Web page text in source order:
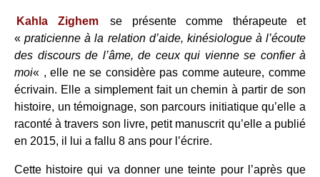
Kahla Zighem
se présente comme thérapeute et
«praticienne à la relation d’aide, kinésiologue à l’écoute
des discours de l’âme, de ceux qui vienne se confier à
moi« , elle ne se considère pas comme auteure, comme
écrivain. Elle a simplement fait un chemin à partir de son
histoire, un témoignage, son parcours initiatique qu’elle a
raconté à travers son livre, petit manuscrit qu’elle a publié
en 2015, il lui a fallu 8 ans pour l’écrire.
Cette histoire qui va donner une teinte pour l’après que